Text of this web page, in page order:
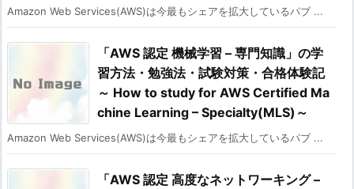
Amazon Web Services(AWS)は今最もシェアを拡大しているパブ ...
「AWS 認定 機械学習 – 専門知識」の学
習方法・勉強法・試験対策・合格体験記
～ How to study for AWS Certified Ma
chine Learning – Specialty(MLS)～
Amazon Web Services(AWS)は今最もシェアを拡大しているパブ ...
「AWS 認定 高度なネットワーキング –